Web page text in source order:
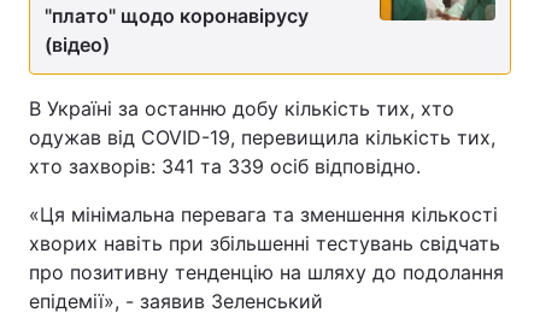
"плато" щодо коронавірусу
(відео)
В Україні за останню добу кількість тих, хто
одужав від COVID-19, перевищила кількість тих,
хто захворів: 341 та 339 осіб відповідно.
«Ця мінімальна перевага та зменшення кількості
хворих навіть при збільшенні тестувань свідчать
про позитивну тенденцію на шляху до подолання
епідемії», - заявив Зеленський